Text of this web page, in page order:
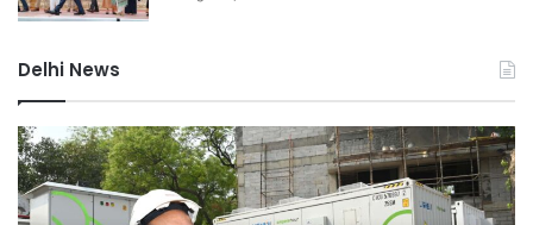
Delhi News
जली
नकदी
मामले
में